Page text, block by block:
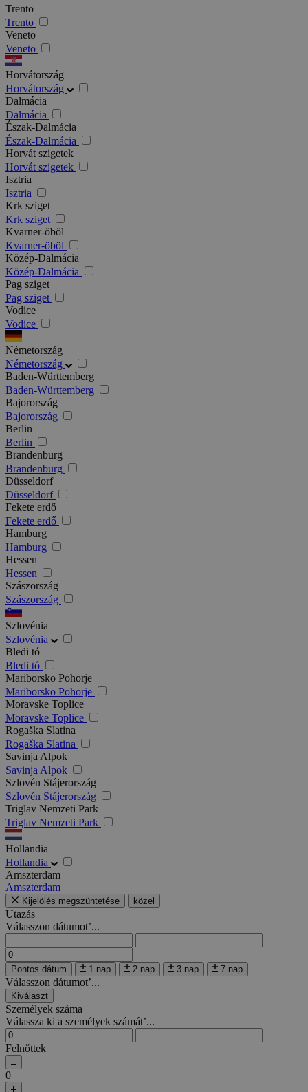
Trento
Trento
Veneto
Veneto
Horvátország
Horvátország
Dalmácia
Dalmácia
Észak-Dalmácia
Észak-Dalmácia
Horvát szigetek
Horvát szigetek
Isztria
Isztria
Krk sziget
Krk sziget
Kvarner-öböl
Kvarner-öböl
Közép-Dalmácia
Közép-Dalmácia
Pag sziget
Pag sziget
Vodice
Vodice
Németország
Németország
Baden-Württemberg
Baden-Württemberg
Bajorország
Bajorország
Berlin
Berlin
Brandenburg
Brandenburg
Düsseldorf
Düsseldorf
Fekete erdő
Fekete erdő
Hamburg
Hamburg
Hessen
Hessen
Szászország
Szászország
Szlovénia
Szlovénia
Bledi tó
Bledi tó
Mariborsko Pohorje
Mariborsko Pohorje
Moravske Toplice
Moravske Toplice
Rogaška Slatina
Rogaška Slatina
Savinja Alpok
Savinja Alpok
Szlovén Stájerország
Szlovén Stájerország
Triglav Nemzeti Park
Triglav Nemzeti Park
Hollandia
Hollandia
Amszterdam
Amszterdam
Kijelölés megszüntetése közel
Utazás
Válasszon dátumot’...
Pontos dátum 1 nap 2 nap 3 nap 7 nap
Válasszon dátumot’...
Kiválaszt
Személyek száma
Válassza ki a személyek számát’...
Felnőttek
0